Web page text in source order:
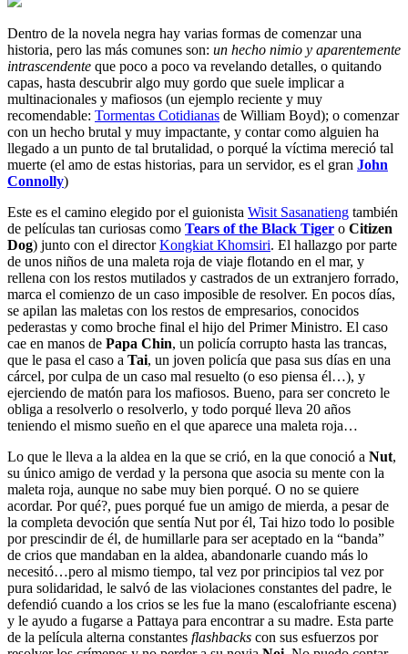
Dentro de la novela negra hay varias formas de comenzar una
historia, pero las más comunes son: un hecho nimio y aparentemente
intrascendente que poco a poco va revelando detalles, o quitando
capas, hasta descubrir algo muy gordo que suele implicar a
multinacionales y mafiosos (un ejemplo reciente y muy
recomendable: Tormentas Cotidianas de William Boyd); o comenzar
con un hecho brutal y muy impactante, y contar como alguien ha
llegado a un punto de tal brutalidad, o porqué la víctima mereció tal
muerte (el amo de estas historias, para un servidor, es el gran John
Connolly)
Este es el camino elegido por el guionista Wisit Sasanatieng también
de películas tan curiosas como Tears of the Black Tiger o Citizen
Dog) junto con el directorKongkiat Khomsiri. El hallazgo por parte
de unos niños de una maleta roja de viaje flotando en el mar, y
rellena con los restos mutilados y castrados de un extranjero forrado,
marca el comienzo de un caso imposible de resolver. En pocos días,
se apilan las maletas con los restos de empresarios, conocidos
pederastas y como broche final el hijo del Primer Ministro. El caso
cae en manos de Papa Chin, un policía corrupto hasta las trancas,
que le pasa el caso a Tai, un joven policía que pasa sus días en una
cárcel, por culpa de un caso mal resuelto (o eso piensa él…), y
ejerciendo de matón para los mafiosos. Bueno, para ser concreto le
obliga a resolverlo o resolverlo, y todo porqué lleva 20 años
teniendo el mismo sueño en el que aparece una maleta roja…
Lo que le lleva a la aldea en la que se crió, en la que conoció a Nut,
su único amigo de verdad y la persona que asocia su mente con la
maleta roja, aunque no sabe muy bien porqué. O no se quiere
acordar. Por qué?, pues porqué fue un amigo de mierda, a pesar de
la completa devoción que sentía Nut por él, Tai hizo todo lo posible
por prescindir de él, de humillarle para ser aceptado en la “banda”
de crios que mandaban en la aldea, abandonarle cuando más lo
necesitó…pero al mismo tiempo, tal vez por principios tal vez por
pura solidaridad, le salvó de las violaciones constantes del padre, le
defendió cuando a los crios se les fue la mano (escalofriante escena)
y le ayudo a fugarse a Pattaya para encontrar a su madre. Esta parte
de la película alterna constantes flashbacks con sus esfuerzos por